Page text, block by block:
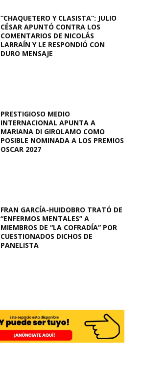
“CHAQUETERO Y CLASISTA”: JULIO
CÉSAR APUNTÓ CONTRA LOS
COMENTARIOS DE NICOLÁS
LARRAÍN Y LE RESPONDIÓ CON
DURO MENSAJE
PRESTIGIOSO MEDIO
INTERNACIONAL APUNTA A
MARIANA DI GIROLAMO COMO
POSIBLE NOMINADA A LOS PREMIOS
OSCAR 2027
FRAN GARCÍA-HUIDOBRO TRATÓ DE
“ENFERMOS MENTALES” A
MIEMBROS DE “LA COFRADÍA” POR
CUESTIONADOS DICHOS DE
PANELISTA